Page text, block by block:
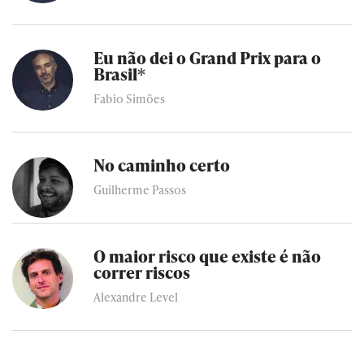
Eu não dei o Grand Prix para o
Brasil*
Fabio Simões
No caminho certo
Guilherme Passos
O maior risco que existe é não
correr riscos
Alexandre Level